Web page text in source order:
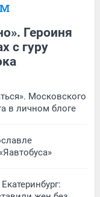
Героиня
с гуру
Московского
в личном блоге